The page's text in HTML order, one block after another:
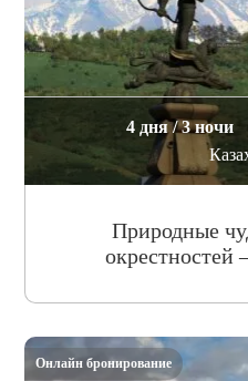
4 дня / 3 ночи
Природные
Онлайн бронирование